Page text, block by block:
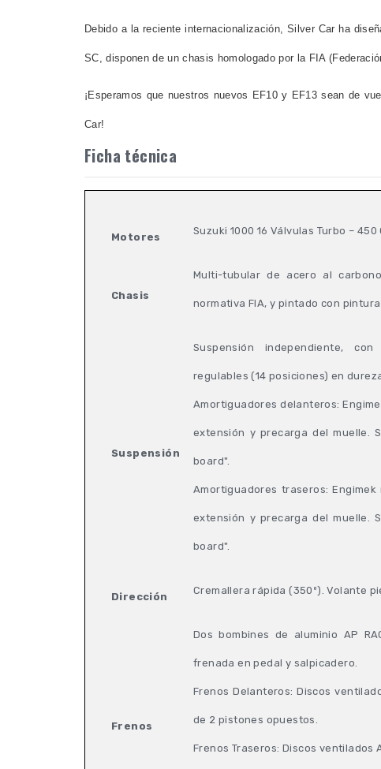
Debido a la reciente internacionalización, Silver Car ha
SC, disponen de un chasis homologado por la FIA
¡Esperamos que nuestros nuevos EF10 y EF13 sean de
Car!
Ficha técnica
Motores
Suzuki 1000 16 Válvulas Turbo – 450
Chasis
Multi-tubular de acero al
normativa FIA, y pintado con pintura
Suspensión
Suspensión independiente,
regulables (14 posiciones) en
Amortiguadores delanteros:
extensión y precarga del muelle.
board".
Amortiguadores traseros:
extensión y precarga del muelle.
board".
Dirección
Cremallera rápida (350º). Volante
Frenos
Dos bombines de aluminio AP
frenada en pedal y salpicadero.
Frenos Delanteros: Discos
de 2 pistones opuestos.
Frenos Traseros: Discos ventilados